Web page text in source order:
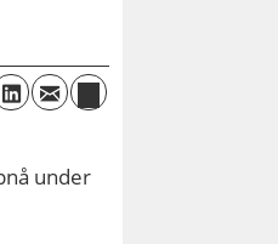
under